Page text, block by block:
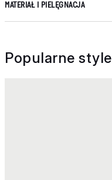
MATERIAŁ I PIELĘGNACJA
Popularne style